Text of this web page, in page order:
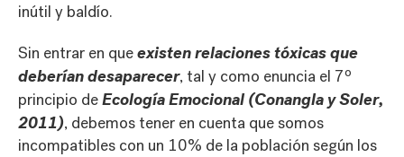
inútil y baldío.
Sin entrar en queexisten relaciones tóxicas que
deberían desaparecer, tal y como enuncia el 7º
principio deEcología Emocional (Conangla y Soler,
2011), debemos tener en cuenta que somos
incompatibles con un 10% de la población según los